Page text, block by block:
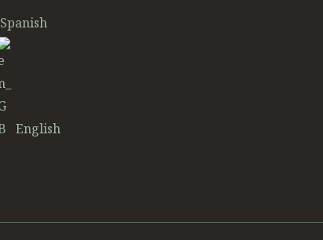
Spanish
English